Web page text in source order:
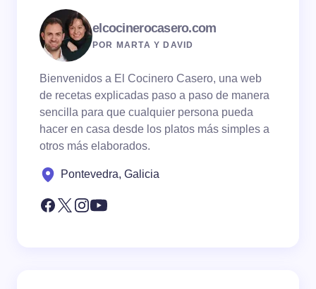
elcocinerocasero.com
POR MARTA Y DAVID
Bienvenidos a El Cocinero Casero, una web
de recetas explicadas paso a paso de manera
sencilla para que cualquier persona pueda
hacer en casa desde los platos más simples a
otros más elaborados.
Pontevedra, Galicia